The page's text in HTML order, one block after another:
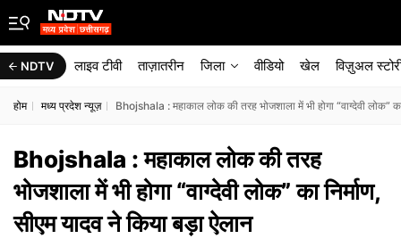
NDTV लाइव टीवी ताज़ातरीन जिला वीडियो खेल विज़ुअल
होम मध्य प्रदेश न्यूज़ Bhojshala : महाकाल लोक की तरह भोजशाला में भी होगा “वाग्देवी लोक”
Bhojshala : महाकाल लोक की तरह
भोजशाला में भी होगा “वाग्देवी लोक” का निर्माण,
सीएम यादव ने किया बड़ा ऐलान